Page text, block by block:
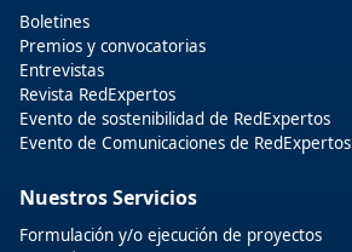
Boletines
Premios y convocatorias
Entrevistas
Revista RedExpertos
Evento de sostenibilidad de RedExpertos
Evento de Comunicaciones de RedExpertos
Nuestros Servicios
Formulación y/o ejecución de proyectos